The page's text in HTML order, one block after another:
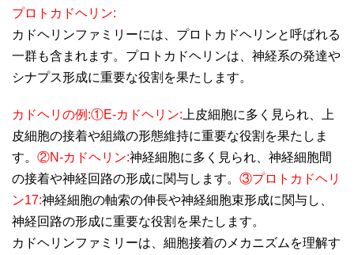
プロトカドヘリン:
カドヘリンファミリーには、プロトカドヘリンと呼ばれる
一群も含まれます。プロトカドヘリンは、神経系の発達や
シナプス形成に重要な役割を果たします。
カドヘリの例:①E-カドヘリン: 上皮細胞に多く見られ、上
皮細胞の接着や組織の形態維持に重要な役割を果たしま
す。 ② N-カドヘリン:神経細胞に多く見られ、神経細胞間
の接着や神経回路の形成に関与します。 ③プロトカドヘリ
ン17:神経細胞の軸索の伸長や神経細胞束形成に関与し、
神経回路の形成に重要な役割を果たします。
カドヘリンファミリーは、細胞接着のメカニズムを理解す